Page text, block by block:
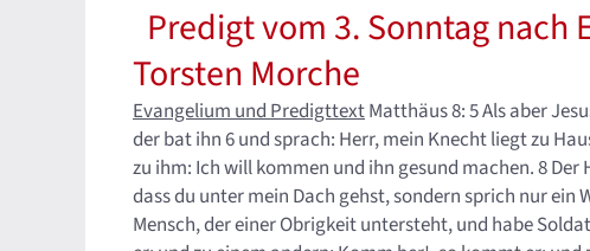
Predigt vom 3. Sonntag nach
Torsten Morche
Evangelium und PredigttextMatthäus 8: 5 Als aber
der bat ihn 6 und sprach: Herr, mein Knecht liegt zu
zu ihm: Ich will kommen und ihn gesund machen. 8
dass du unter mein Dach gehst, sondern sprich nur ein
Mensch, der einer Obrigkeit untersteht, und habe